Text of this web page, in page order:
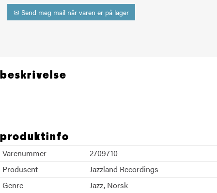
✉ Send meg mail når varen er på lager
beskrivelse
produktinfo
Varenummer
2709710
Produsent
Jazzland Recordings
Genre
Jazz Norsk